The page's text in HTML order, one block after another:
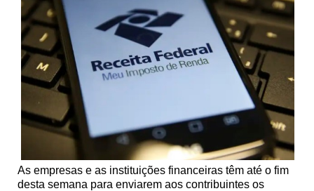
As empresas e as instituições financeiras têm até o fim
desta semana para enviarem aos contribuintes os